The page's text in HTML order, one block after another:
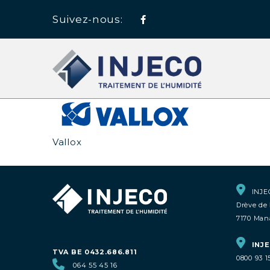
Suivez-nous: Facebook
Vallox
TVA BE 0432.686.811
064 55 45 16
Drève de
7170
0800 93